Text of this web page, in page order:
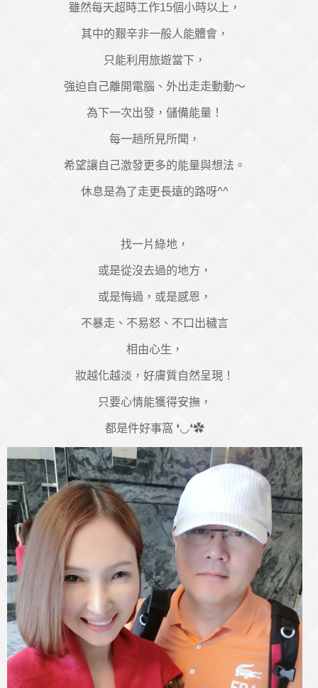
雖然每天超時工作15個小時以上，
其中的艱辛非一般人能體會，
只能利用旅遊當下，
強迫自己離開電腦、外出走走動動～
為下一次出發，儲備能量！
每一趟所見所聞，
希望讓自己激發更多的能量與想法。
休息是為了走更長遠的路呀^^
找一片綠地，
或是從沒去過的地方，
或是悔過，或是感恩，
不暴走、不易怒、不口出穢言
相由心生，
妝越化越淡，好膚質自然呈現！
只要心情能獲得安撫，
都是件好事窩 ❛◡❛✿